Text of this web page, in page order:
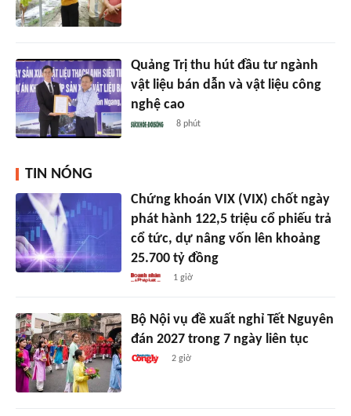
Quảng Trị thu hút đầu tư ngành
vật liệu bán dẫn và vật liệu công
nghệ cao
8 phút
TIN NÓNG
Chứng khoán VIX (VIX) chốt ngày
phát hành 122,5 triệu cổ phiếu trả
cổ tức, dự nâng vốn lên khoảng
25.700 tỷ đồng
1 giờ
Bộ Nội vụ đề xuất nghỉ Tết Nguyên
đán 2027 trong 7 ngày liên tục
2 giờ